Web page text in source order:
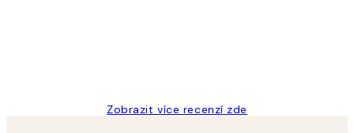
Zobrazit více recenzí zde